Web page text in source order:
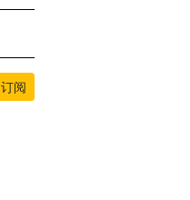
订阅